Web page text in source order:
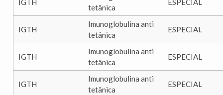
IGTH
tetânica
ESPECIAL
IGTH
Imunoglobulina anti
tetânica
ESPECIAL
IGTH
Imunoglobulina anti
tetânica
ESPECIAL
IGTH
Imunoglobulina anti
tetânica
ESPECIAL